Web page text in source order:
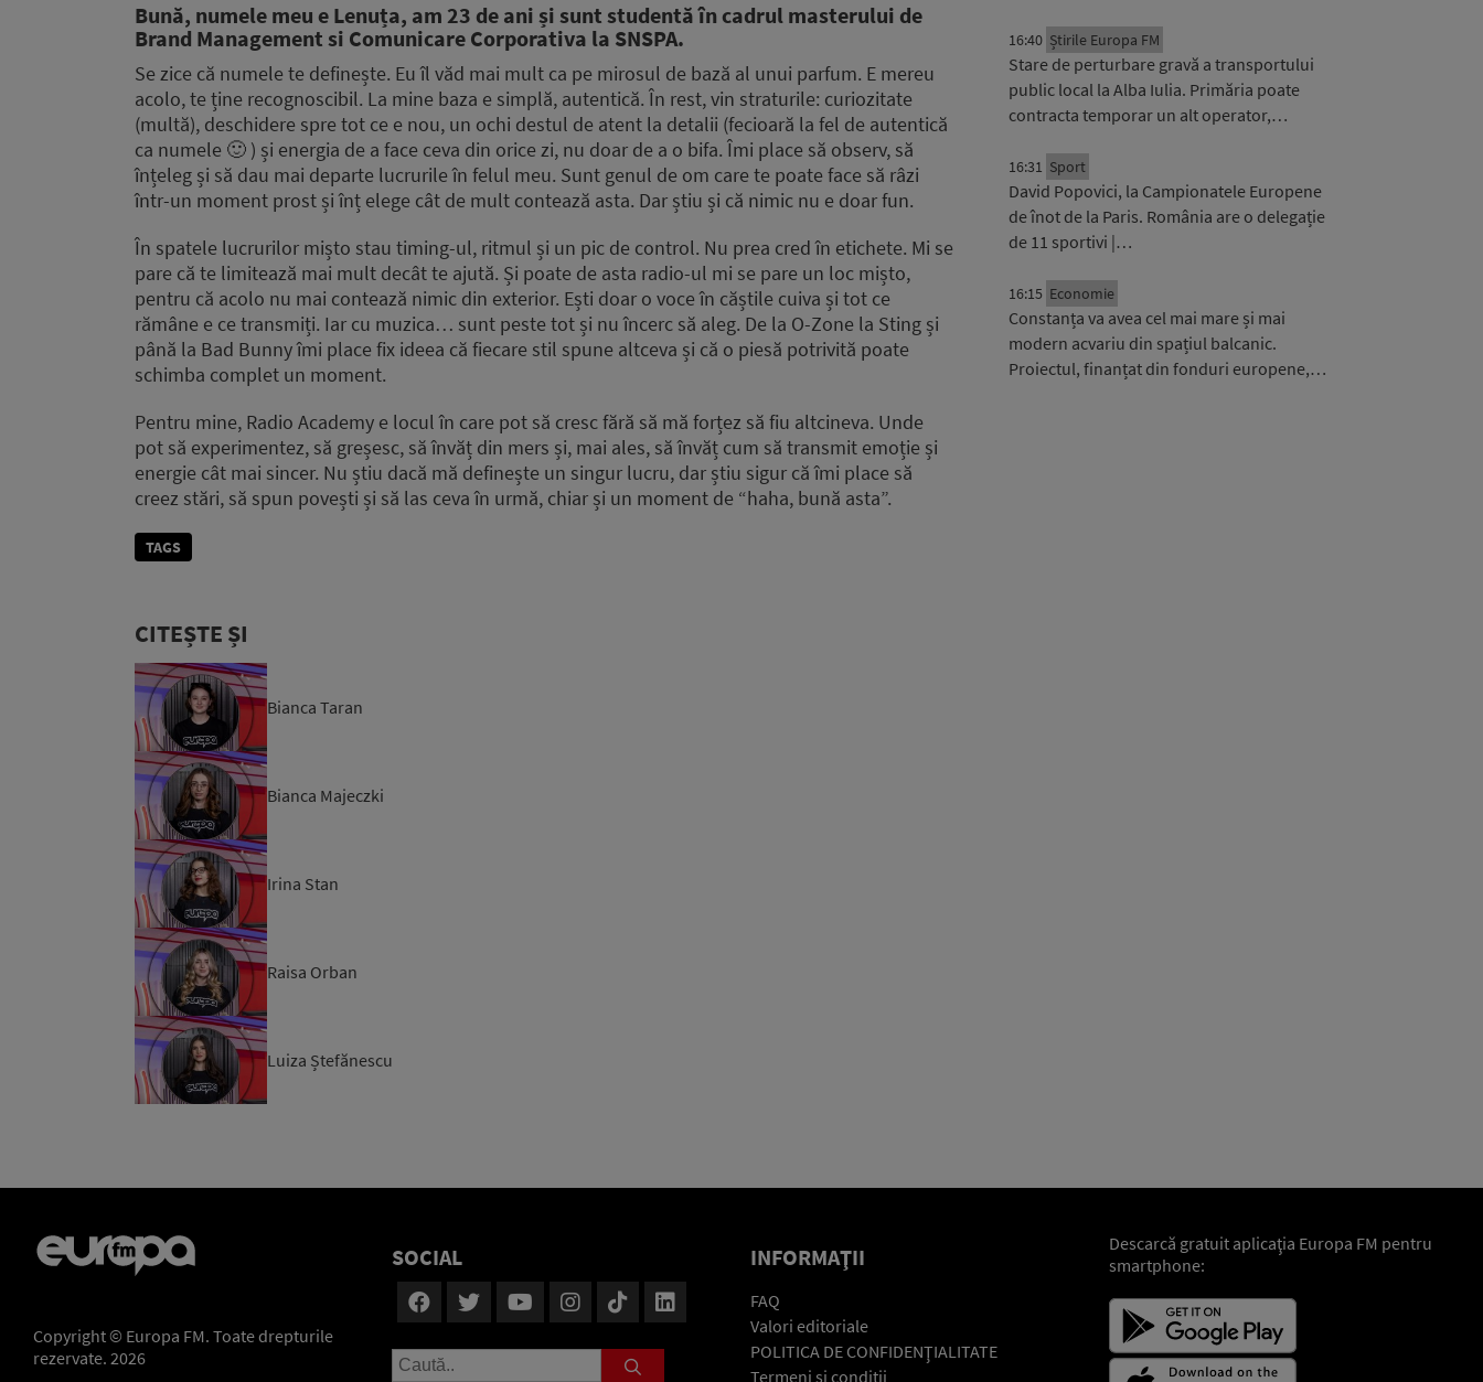
Bună, numele meu e Lenuța, am 23 de ani și sunt studentă în cadrul masterului de
Brand Management si Comunicare Corporativa la SNSPA.
Se zice că numele te definește. Eu îl văd mai mult ca pe mirosul de bază al unui parfum. E mereu
acolo, te ține recognoscibil. La mine baza e simplă, autentică. În rest, vin straturile: curiozitate
(multă), deschidere spre tot ce e nou, un ochi destul de atent la detalii (fecioară la fel de autentică
ca numele 🙂 ) și energia de a face ceva din orice zi, nu doar de a o bifa. Îmi place să observ, să
înțeleg și să dau mai departe lucrurile în felul meu. Sunt genul de om care te poate face să râzi
într-un moment prost și înț elege cât de mult contează asta. Dar știu și că nimic nu e doar fun.
În spatele lucrurilor mișto stau timing-ul, ritmul și un pic de control. Nu prea cred în etichete. Mi se
pare că te limitează mai mult decât te ajută. Și poate de asta radio-ul mi se pare un loc mișto,
pentru că acolo nu mai contează nimic din exterior. Ești doar o voce în căștile cuiva și tot ce
rămâne e ce transmiți. Iar cu muzica… sunt peste tot și nu încerc să aleg. De la O-Zone la Sting și
până la Bad Bunny îmi place fix ideea că fiecare stil spune altceva și că o piesă potrivită poate
schimba complet un moment.
Pentru mine, Radio Academy e locul în care pot să cresc fără să mă forțez să fiu altcineva. Unde
pot să experimentez, să greșesc, să învăț din mers și, mai ales, să învăț cum să transmit emoție și
energie cât mai sincer. Nu știu dacă mă definește un singur lucru, dar știu sigur că îmi place să
creez stări, să spun povești și să las ceva în urmă, chiar și un moment de “haha, bună asta”.
TAGS
CITEȘTE ȘI
Bianca Taran
Bianca Majeczki
Irina Stan
Raisa Orban
Luiza Ștefănescu
16:40 Știrile Europa FM
Stare de perturbare gravă a transportului
public local la Alba Iulia. Primăria poate
contracta temporar un alt operator,…
16:31 Sport
David Popovici, la Campionatele Europene
de înot de la Paris. România are o delegație
de 11 sportivi |…
16:15 Economie
Constanța va avea cel mai mare și mai
modern acvariu din spațiul balcanic.
Proiectul, finanțat din fonduri europene,…
Copyright © Europa FM. Toate drepturile
rezervate. 2026
SOCIAL INFORMAŢII
FAQ
Valori editoriale
POLITICA DE CONFIDENŢIALITATE
Termeni şi condiţii
Descarcă gratuit aplicaţia Europa FM pentru
smartphone: